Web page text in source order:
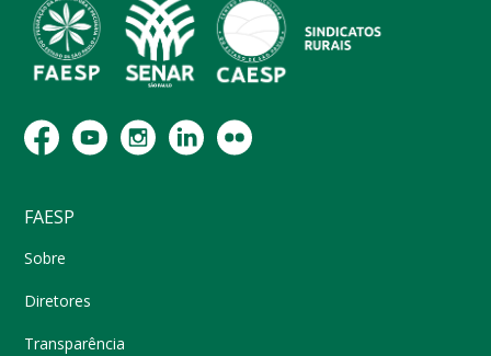
FAESP
Sobre
Diretores
Transparência